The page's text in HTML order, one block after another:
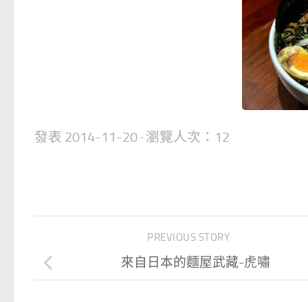
發表 2014-11-20 · 瀏覽人次：12
PREVIOUS STORY
來自日本的麵屋武藏-虎嘯